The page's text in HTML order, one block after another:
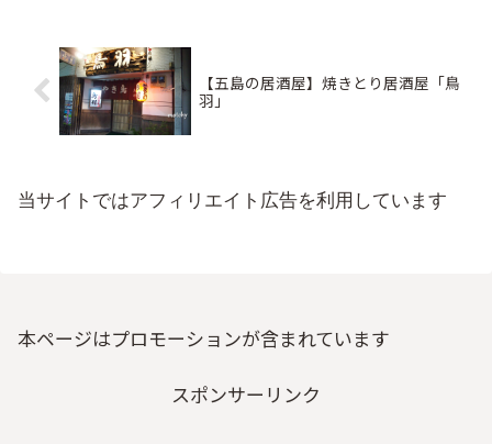
【五島の居酒屋】焼きとり居酒屋「鳥
羽」
当サイトではアフィリエイト広告を利用しています
本ページはプロモーションが含まれています
スポンサーリンク